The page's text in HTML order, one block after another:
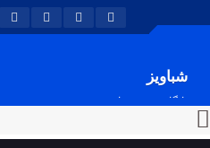
شباویز
پایگاه خبری شباویز